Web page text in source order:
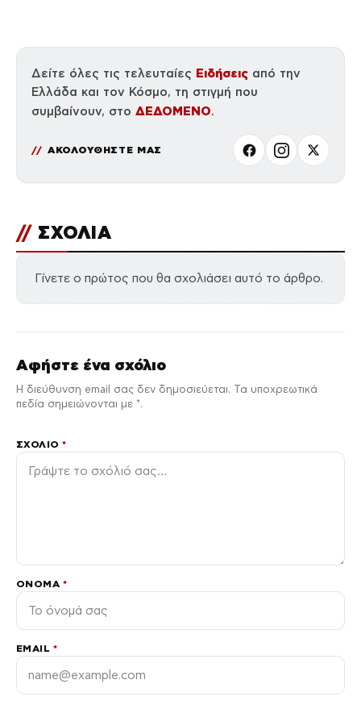
Δείτε όλες τις τελευταίες Ειδήσεις από την
Ελλάδα και τον Κόσμο, τη στιγμή που
συμβαίνουν, στο ΔΕΔΟΜΕΝΟ.
ΑΚΟΛΟΥΘΗΣΤΕ ΜΑΣ
// ΣΧΟΛΙΑ
Γίνετε ο πρώτος που θα σχολιάσει αυτό το άρθρο.
Αφήστε ένα σχόλιο
Η διεύθυνση email σας δεν δημοσιεύεται. Τα υποχρεωτικά
πεδία σημειώνονται με *.
ΣΧΌΛΙΟ*
ΌΝΟΜΑ *
EMAIL *